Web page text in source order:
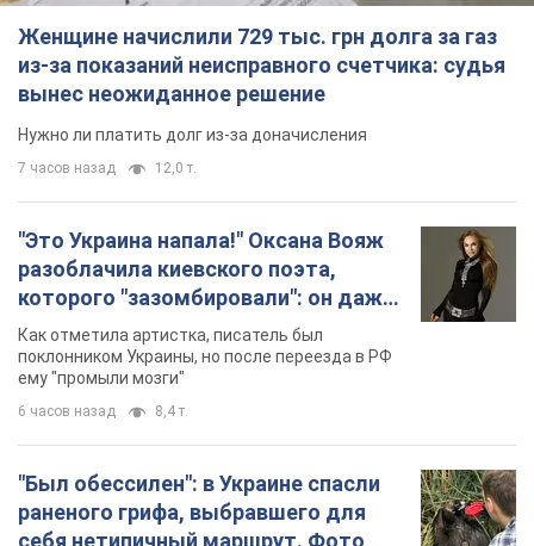
Женщине начислили 729 тыс. грн долга за газ
из-за показаний неисправного счетчика: судья
вынес неожиданное решение
Нужно ли платить долг из-за доначисления
7 часов назад 12,0 т.
"Это Украина напала!" Оксана Вояж
разоблачила киевского поэта,
которого "зазомбировали": он даже
русского не знал, а теперь хочет
геноцида украинцев
Как отметила артистка, писатель был
поклонником Украины, но после переезда в РФ
ему "промыли мозги"
6 часов назад 8,4 т.
"Был обессилен": в Украине спасли
раненого грифа, выбравшего для